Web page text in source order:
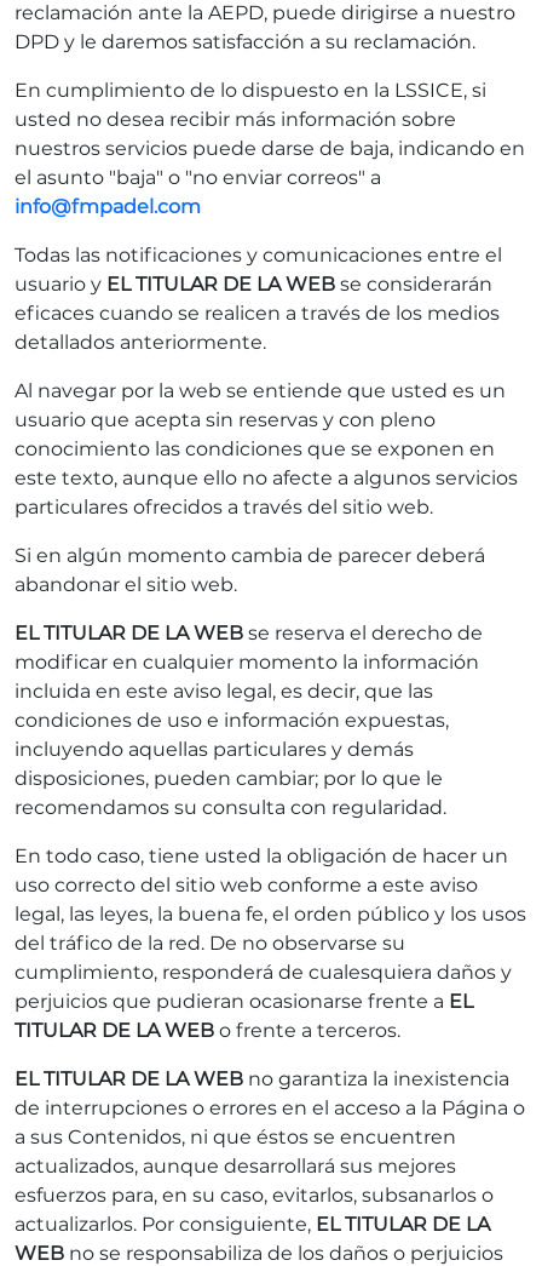
reclamación ante la AEPD, puede dirigirse a nuestro
DPD y le daremos satisfacción a su reclamación.
En cumplimiento de lo dispuesto en la LSSICE, si
usted no desea recibir más información sobre
nuestros servicios puede darse de baja, indicando en
el asunto "baja" o "no enviar correos" a
info@fmpadel.com
Todas las notificaciones y comunicaciones entre el
usuario y EL TITULAR DE LA WEB se considerarán
eficaces cuando se realicen a través de los medios
detallados anteriormente.
Al navegar por la web se entiende que usted es un
usuario que acepta sin reservas y con pleno
conocimiento las condiciones que se exponen en
este texto, aunque ello no afecte a algunos servicios
particulares ofrecidos a través del sitio web.
Si en algún momento cambia de parecer deberá
abandonar el sitio web.
EL TITULAR DE LA WEB se reserva el derecho de
modificar en cualquier momento la información
incluida en este aviso legal, es decir, que las
condiciones de uso e información expuestas,
incluyendo aquellas particulares y demás
disposiciones, pueden cambiar; por lo que le
recomendamos su consulta con regularidad.
En todo caso, tiene usted la obligación de hacer un
uso correcto del sitio web conforme a este aviso
legal, las leyes, la buena fe, el orden público y los usos
del tráfico de la red. De no observarse su
cumplimiento, responderá de cualesquiera daños y
perjuicios que pudieran ocasionarse frente a EL
TITULAR DE LA WEB o frente a terceros.
EL TITULAR DE LA WEB no garantiza la inexistencia
de interrupciones o errores en el acceso a la Página o
a sus Contenidos, ni que éstos se encuentren
actualizados, aunque desarrollará sus mejores
esfuerzos para, en su caso, evitarlos, subsanarlos o
actualizarlos. Por consiguiente, EL TITULAR DE LA
WEB no se responsabiliza de los daños o perjuicios